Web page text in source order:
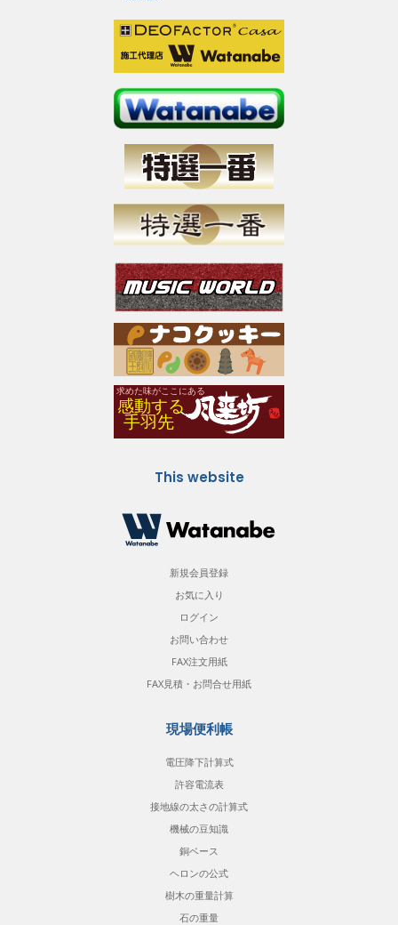
This website
新規会員登録
お気に入り
ログイン
お問い合わせ
FAX注文用紙
FAX見積・お問合せ用紙
現場便利帳
電圧降下計算式
許容電流表
接地線の太さの計算式
機械の豆知識
銅ベース
ヘロンの公式
樹木の重量計算
石の重量